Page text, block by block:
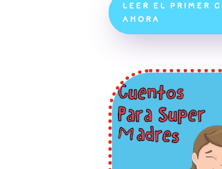
LEER EL PRIMER
AHORA